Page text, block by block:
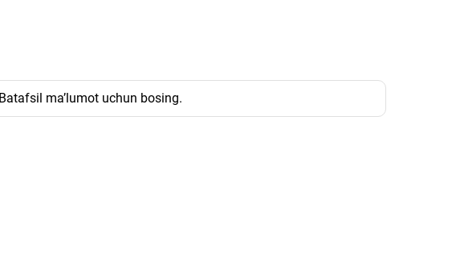
ma’lumot uchun bosing.